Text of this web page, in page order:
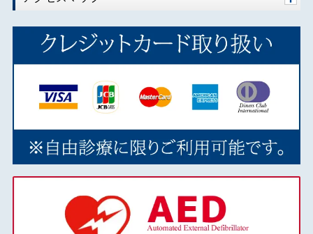
2019年10月
2019年09月
2019年08月
2019年07月
2019年06月
2019年05月
2019年03月
2018年12月
2018年10月
2018年09月